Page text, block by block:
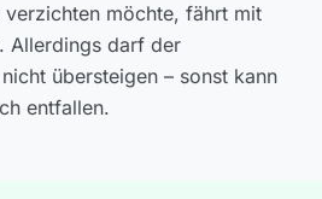
verzichten möchte, fährt mit
Allerdings darf der
übersteigen – sonst kann
entfallen.